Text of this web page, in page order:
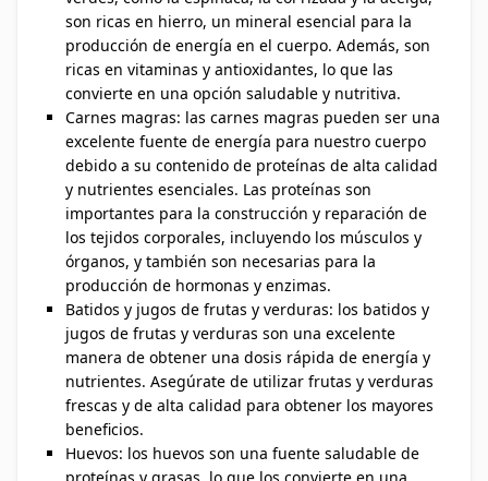
son ricas en hierro, un mineral esencial para la
producción de energía en el cuerpo. Además, son
ricas en vitaminas y antioxidantes, lo que las
convierte en una opción saludable y nutritiva.
Carnes magras: las carnes magras pueden ser una
excelente fuente de energía para nuestro cuerpo
debido a su contenido de proteínas de alta calidad
y nutrientes esenciales. Las proteínas son
importantes para la construcción y reparación de
los tejidos corporales, incluyendo los músculos y
órganos, y también son necesarias para la
producción de hormonas y enzimas.
Batidos y jugos de frutas y verduras: los batidos y
jugos de frutas y verduras son una excelente
manera de obtener una dosis rápida de energía y
nutrientes. Asegúrate de utilizar frutas y verduras
frescas y de alta calidad para obtener los mayores
beneficios.
Huevos: los huevos son una fuente saludable de